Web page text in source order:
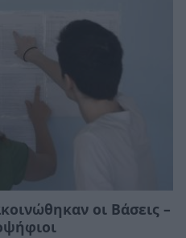
οι Βάσεις –